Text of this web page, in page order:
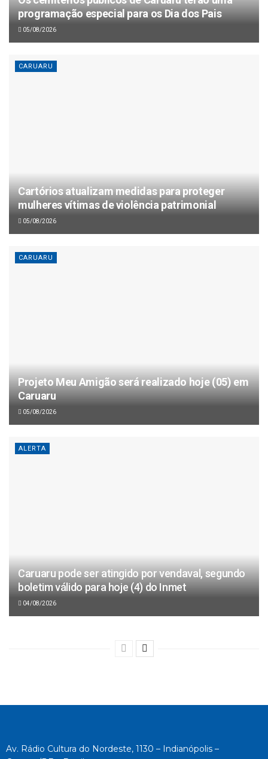
programação especial para os Dia dos Pais
05/08/2026
CARUARU
Cartórios atualizam medidas para proteger
mulheres vítimas de violência patrimonial
05/08/2026
CARUARU
Projeto Meu Amigão será realizado hoje (05) em
Caruaru
05/08/2026
ALERTA
Caruaru pode ser atingido por vendaval, segundo
boletim válido para hoje (4) do Inmet
04/08/2026
Av. Rádio Cultura do Nordeste, 1130 – Indianópolis –